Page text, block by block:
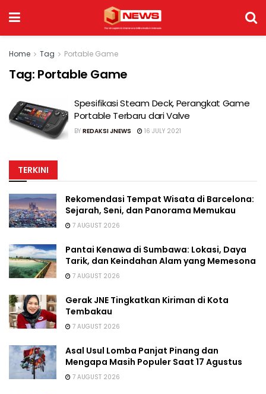
Home Tag Portable Game
Tag: Portable Game
Spesifikasi Steam Deck, Perangkat Game
Portable Terbaru dari Valve
BY REDAKSI JNEWS 16 JULY 2021
TERKINI
Rekomendasi Tempat Wisata di Barcelona:
Sejarah, Seni, dan Panorama Memukau
7 AUGUST 2026
Pantai Kenawa di Sumbawa: Lokasi, Daya
Tarik, dan Keindahan Alam yang Memesona
7 AUGUST 2026
Gerak JNE Tingkatkan Kiriman di Kota
Tembakau
7 AUGUST 2026
Asal Usul Lomba Panjat Pinang dan
Mengapa Masih Populer Saat 17 Agustus
7 AUGUST 2026